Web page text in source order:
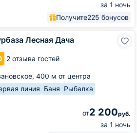
за 1 ночь
Получите225 бонусов
Лесная Дача
2 отзыва гостей
400 м от центра
линия Баня Рыбалка
от2 200руб.
за 1 ночь